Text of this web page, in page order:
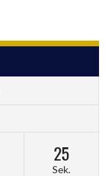
25
Sek.